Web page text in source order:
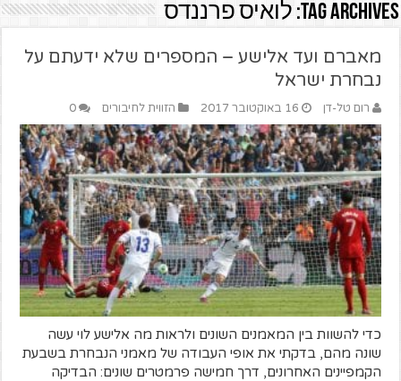
Tag Archives: לואיס פרננדס
מאברם ועד אלישע – המספרים שלא ידעתם על
נבחרת ישראל
רום טל-דן 16 באוקטובר 2017 הזווית לחיבורים 0
כדי להשוות בין המאמנים השונים ולראות מה אלישע לוי עשה
שונה מהם, בדקתי את אופי העבודה של מאמני הנבחרת בשבעת
הקמפיינים האחרונים, דרך חמישה פרמטרים שונים: הבדיקה